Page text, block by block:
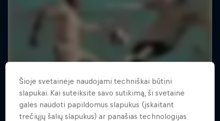
Šioje svetainėje naudojami techniškai būtini
slapukai. Kai suteiksite savo sutikimą, ši svetainė
galės naudoti papildomus slapukus (įskaitant
trečiųjų šalių slapukus) ar panašias technologijas